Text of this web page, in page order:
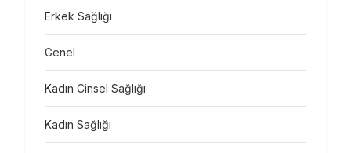
Erkek Sağlığı
Genel
Kadın Cinsel Sağlığı
Kadın Sağlığı